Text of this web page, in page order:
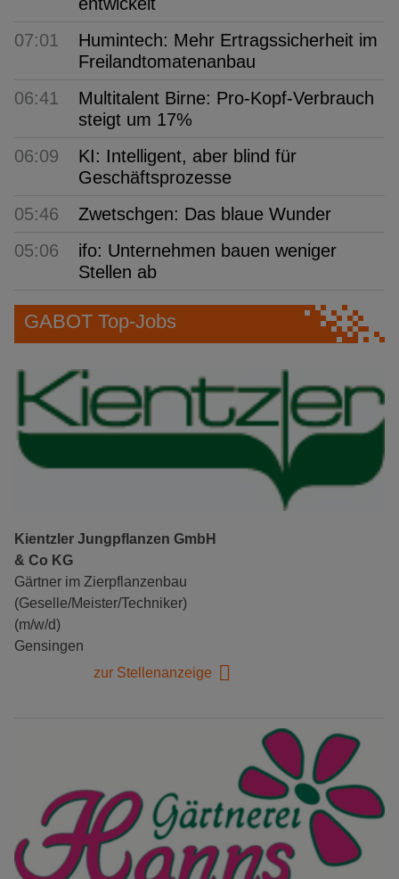
07:01
Humintech: Mehr Ertragssicherheit im
Freilandtomatenanbau
06:41
Multitalent Birne: Pro-Kopf-Verbrauch
steigt um 17%
06:09
KI: Intelligent, aber blind für
Geschäftsprozesse
05:46
Zwetschgen: Das blaue Wunder
05:06
ifo: Unternehmen bauen weniger
Stellen ab
GABOT Top-Jobs
Kientzler Jungpflanzen GmbH
& Co KG
Gärtner im Zierpflanzenbau
(Geselle/Meister/Techniker)
(m/w/d)
Gensingen
zur Stellenanzeige